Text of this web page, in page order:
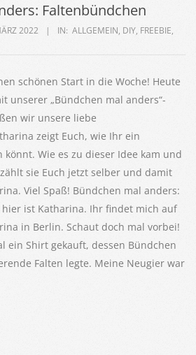
Faltenbündchen
2022 IN: ALLGEMEIN, DIY, FREEBIE,
schönen Start in die Woche! Heute
unserer „Bündchen mal anders“-
wir unsere liebe
zeigt Euch, wie Ihr ein
Wie es zu dieser Idee kam und
sie Euch jetzt selber und damit
Viel Spaß! Bündchen mal anders:
ist Katharina. Ihr findet mich auf
in Berlin. Schaut doch mal vorbei!
ein Shirt gekauft, dessen Bündchen
Falten legte. Meine Neugier war